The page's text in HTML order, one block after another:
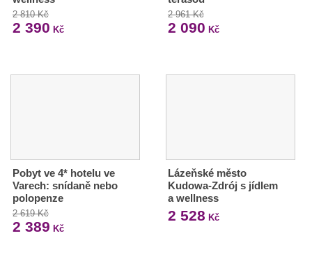
2 810 Kč
2 390 Kč
2 961 Kč
2 090 Kč
Pobyt ve 4* hotelu ve
Varech: snídaně nebo
polopenze
2 619 Kč
2 389 Kč
Lázeňské město
Kudowa-Zdrój s jídlem
a wellness
2 528 Kč